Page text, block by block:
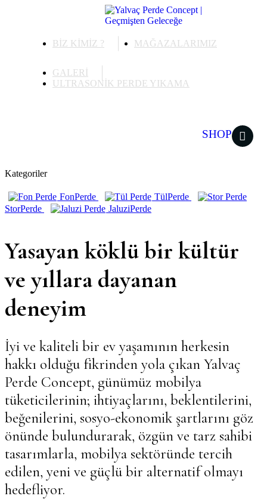
BİZ KİMİZ ? MAĞAZALARIMIZ
GALERİ
ULTRASONİK PERDE YIKAMA
SHOP
Kategoriler
FonPerde TülPerde
StorPerde JaluziPerde
Yasayan köklü bir kültür
ve yıllara dayanan
deneyim
İyi ve kaliteli bir ev yaşamının herkesin
hakkı olduğu fikrinden yola çıkan Yalvaç
Perde Concept, günümüz mobilya
tüketicilerinin; ihtiyaçlarını, beklentilerini,
beğenilerini, sosyo-ekonomik şartlarını göz
önünde bulundurarak, özgün ve tarz sahibi
tasarımlarla, mobilya sektöründe tercih
edilen, yeni ve güçlü bir alternatif olmayı
hedefliyor.